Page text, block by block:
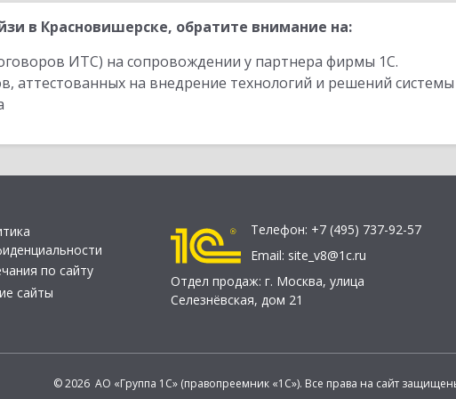
в Красновишерске, обратите внимание на:
ИТС) на сопровождении у партнера фирмы 1С.
аттестованных на внедрение технологий и решений
по сайту
сайты
Телефон: +7 (495) 737-92-57
Email: site_v8@1c.ru
Отдел продаж: г. Москва, улица
Селезнёвская, дом 21
© 2026 АО «Группа 1С» (правопреемник «1С»). Все права на сайт